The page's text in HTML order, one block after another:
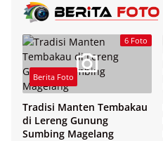
6 Foto
Berita Foto
Tradisi Manten Tembakau
di Lereng Gunung
Sumbing Magelang